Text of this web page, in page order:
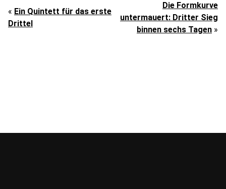
« Ein Quintett für das erste
Drittel
Die Formkurve
untermauert: Dritter Sieg
binnen sechs Tagen »